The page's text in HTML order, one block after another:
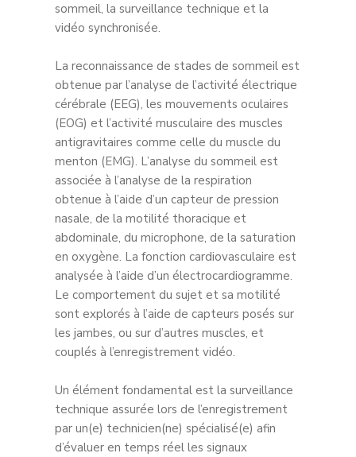
sommeil, la surveillance technique et la
vidéo synchronisée.
La reconnaissance de stades de sommeil est
obtenue par l’analyse de l’activité électrique
cérébrale (EEG), les mouvements oculaires
(EOG) et l’activité musculaire des muscles
antigravitaires comme celle du muscle du
menton (EMG). L’analyse du sommeil est
associée à l’analyse de la respiration
obtenue à l’aide d’un capteur de pression
nasale, de la motilité thoracique et
abdominale, du microphone, de la saturation
en oxygène. La fonction cardiovasculaire est
analysée à l’aide d’un électrocardiogramme.
Le comportement du sujet et sa motilité
sont explorés à l’aide de capteurs posés sur
les jambes, ou sur d’autres muscles, et
couplés à l’enregistrement vidéo.
Un élément fondamental est la surveillance
technique assurée lors de l’enregistrement
par un(e) technicien(ne) spécialisé(e) afin
d’évaluer en temps réel les signaux